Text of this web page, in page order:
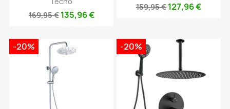
169,95 € 135,96 €
159,95 € 127,96 €
-20% -20%